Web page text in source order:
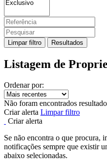
Limpar filtro Resultados
Listagem de
Ordenar por:
Não foram encontrados
Criar alerta Limpar filtro
Criar alerta
Se não encontra o que procura,
notificações sempre que existir
abaixo selecionadas.